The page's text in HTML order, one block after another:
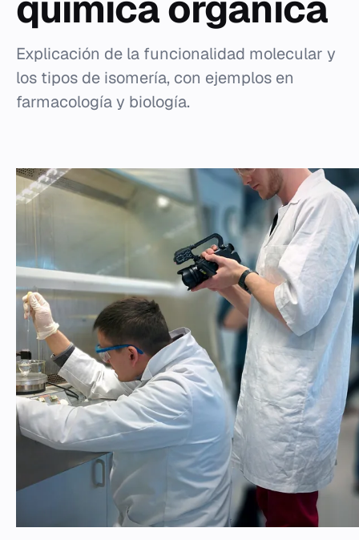
Explicación de la funcionalidad molecular y
los tipos de isomería, con ejemplos en
farmacología y biología.